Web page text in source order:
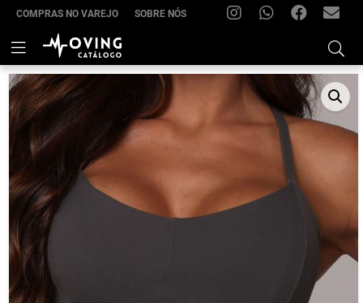
Skip
to
content
–
(22)
99285-
FACEBOOK
COMPRAS NO VAREJO SOBRE NÓS